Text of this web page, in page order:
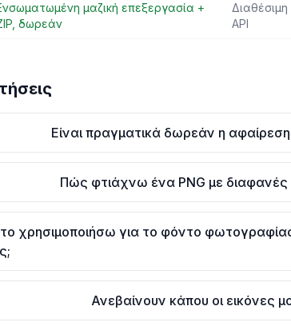
μαζική επεξεργασία +
δωρεάν
API
Είναι πραγματικά δωρεάν η
Πώς φτιάχνω ένα PNG με
χρησιμοποιήσω για το φόντο
Ανεβαίνουν κάπου οι εικόνες